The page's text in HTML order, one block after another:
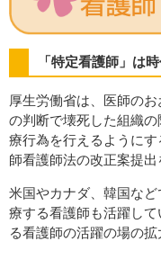
「特定看護師」は
厚生労働省は、医師の
の判断で壊死した組織
療行為を行えるように
師看護師法の改正案提出
米国やカナダ、韓国な
療する看護師も活躍し
る看護師の活躍の場の拡